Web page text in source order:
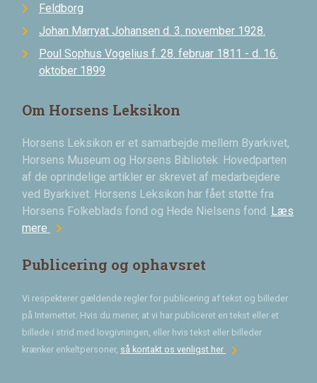
Feldborg
Johan Marryat Johansen d. 3. november 1928.
Poul Sophus Vogelius f. 28. februar 1811 - d. 16.
oktober 1899
Om Horsens Leksikon
Horsens Leksikon er et samarbejde mellem Byarkivet,
Horsens Museum og Horsens Bibliotek. Hovedparten
af de oprindelige artikler er skrevet af medarbejdere
ved Byarkivet. Horsens Leksikon har fået støtte fra
Horsens Folkeblads fond og Hede Nielsens fond. Læs
mere chevron_right
Publicering og ophavsret
Vi respekterer gældende regler for publicering af tekst og billeder
på Internettet. Hvis du mener, at vi har publiceret en tekst eller et
billede i strid med lovgivningen, eller hvis tekst eller billeder
krænker enkeltpersoner, så kontakt os venligst herchevron_right